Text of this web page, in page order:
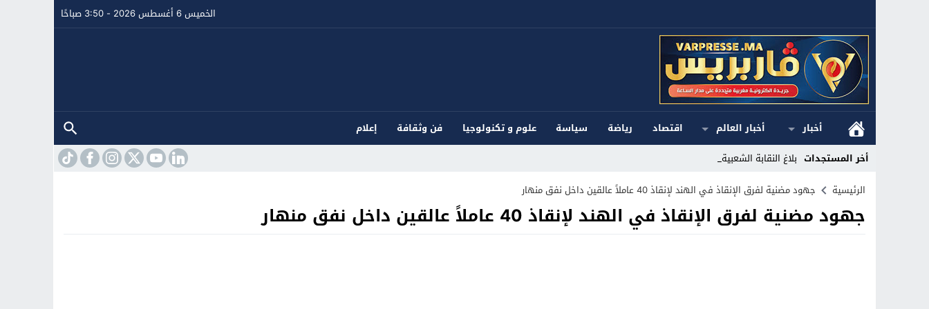
الخميس 6 أغسطس 2026 - 3:50 صباحًا
أخبار أخبار العالم اقتصاد رياضة سياسة علوم و تكنولوجيا فن وثقافة
إعلام
أخر المستجدات بلاغ النقابة الشعبية للش_
Stop
Previous
الرئيسية جهود مضنية لفرق الإنقاذ في الهند لإنقاذ 40 عاملاً عالقين داخل نفق منهار
جهود مضنية لفرق الإنقاذ في الهند لإنقاذ 40 عاملاً عالقين داخل نفق منهار